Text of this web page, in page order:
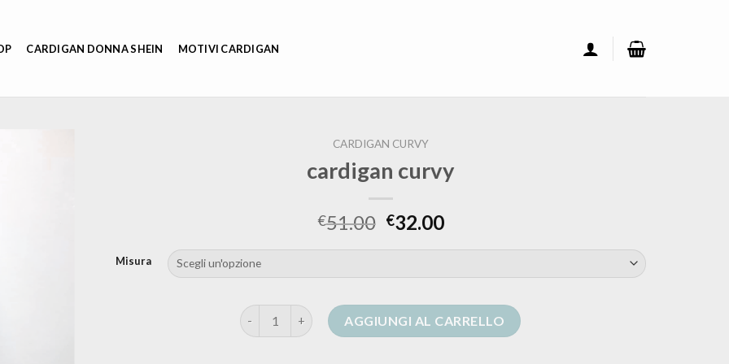
CARDIGAN DONNA SHEIN MOTIVI CARDIGAN
CARDIGAN CURVY
cardigan curvy
€51.00 €32.00
Misura
cardigan curvy quantitàAGGIUNGI AL CARRELLO